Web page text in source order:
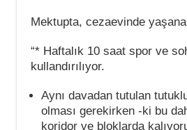
Mektupta, cezaevinde
“* Haftalık 10 saat spor ve
kullandırılıyor.
Aynı davadan tutulan
olması gerekirken -ki bu
koridor ve bloklarda